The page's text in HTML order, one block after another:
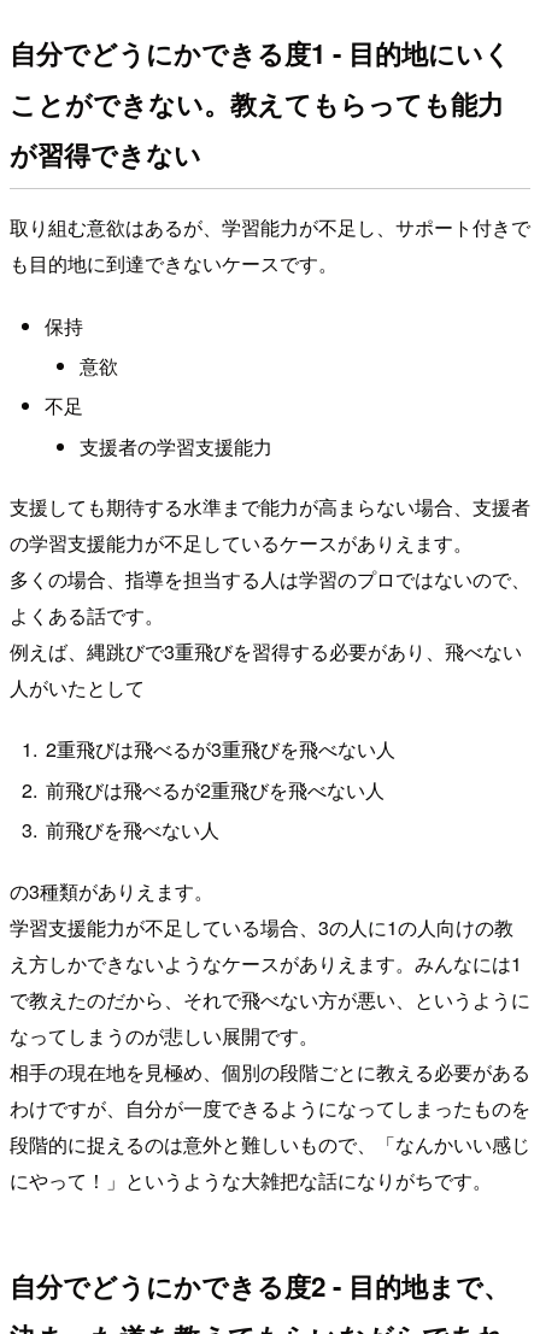
自分でどうにかできる度1 - 目的地にいく
ことができない。教えてもらっても能力
が習得できない
取り組む意欲はあるが、学習能力が不足し、サポート付きで
も目的地に到達できないケースです。
保持
意欲
不足
支援者の学習支援能力
支援しても期待する水準まで能力が高まらない場合、支援者
の学習支援能力が不足しているケースがありえます。
多くの場合、指導を担当する人は学習のプロではないので、
よくある話です。
例えば、縄跳びで3重飛びを習得する必要があり、飛べない
人がいたとして
2重飛びは飛べるが3重飛びを飛べない人
前飛びは飛べるが2重飛びを飛べない人
前飛びを飛べない人
の3種類がありえます。
学習支援能力が不足している場合、3の人に1の人向けの教
え方しかできないようなケースがありえます。みんなには1
で教えたのだから、それで飛べない方が悪い、というように
なってしまうのが悲しい展開です。
相手の現在地を見極め、個別の段階ごとに教える必要がある
わけですが、自分が一度できるようになってしまったものを
段階的に捉えるのは意外と難しいもので、「なんかいい感じ
にやって！」というような大雑把な話になりがちです。
自分でどうにかできる度2 - 目的地まで、